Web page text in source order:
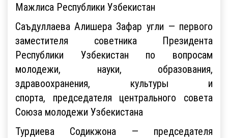
Мажлиса Республики Узбекистан
Саъдуллаева Алишера Зафар угли — первого
заместителя советника Президента
Республики Узбекистан по вопросам
молодежи, науки, образования,
здравоохранения, культуры и
спорта, председателя центрального совета
Союза молодежи Узбекистана
Турдиева Содикжона — председателя